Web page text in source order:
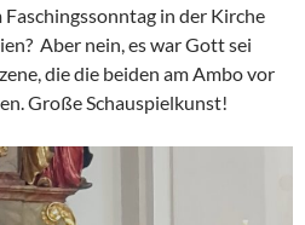
Faschingssonntag in der Kirche
Aber nein, es war Gott sei
die die beiden am Ambo vor
Große Schauspielkunst!